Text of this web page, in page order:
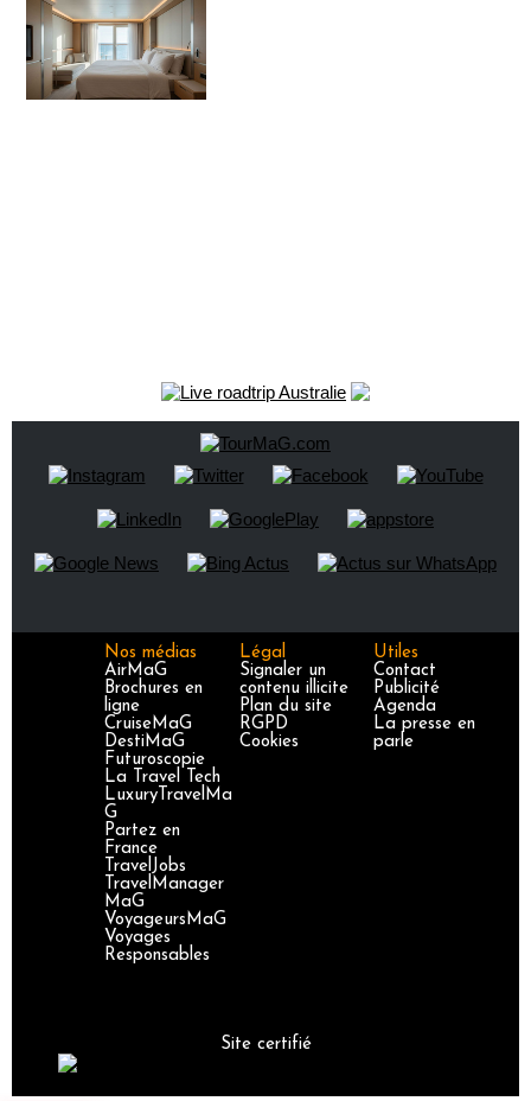
Nos médias
AirMaG
Brochures en
ligne
CruiseMaG
DestiMaG
Futuroscopie
La Travel Tech
LuxuryTravelMa
G
Partez en
France
TravelJobs
TravelManager
MaG
VoyageursMaG
Voyages
Responsables
Légal
Signaler un
contenu illicite
Plan du site
RGPD
Cookies
Utiles
Contact
Publicité
Agenda
La presse en
parle
Site certifié